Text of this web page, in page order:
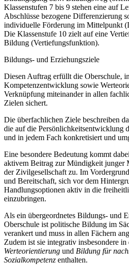
Klassenstufen 7 bis 9 stehen eine auf
Abschlüsse bezogene Differenzierung
individuelle Förderung im Mittelpunkt
Die Klassenstufe 10 zielt auf eine
Bildung (Vertiefungsfunktion).
Bildungs- und Erziehungsziele
Diesen Auftrag erfüllt die Oberschule,
Kompetenzentwicklung sowie
Verknüpfung miteinander in allen
Zielen sichert.
Die überfachlichen Ziele beschreiben
die auf die Persönlichkeitsentwicklung
und in jedem Fach konkretisiert und
Eine besondere Bedeutung kommt
aktivem Beitrag zur Mündigkeit junger
der Zivilgesellschaft zu. Im
und Bereitschaft, sich vor dem
Handlungsoptionen aktiv in die
einzubringen.
Als ein übergeordnetes Bildungs- und
Oberschule ist politische Bildung im
verankert und muss in allen Fächern
Zudem ist sie integrativ insbesondere
Werteorientierung und Bildung für
Sozialkompetenz enthalten.